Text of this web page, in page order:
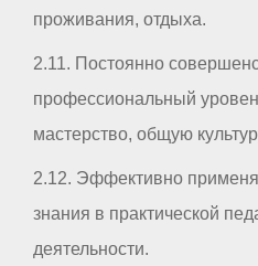
проживания, отдыха.
2.11. Постоянно
профессиональный
мастерство, общую
2.12. Эффективно
знания в практической
деятельности.